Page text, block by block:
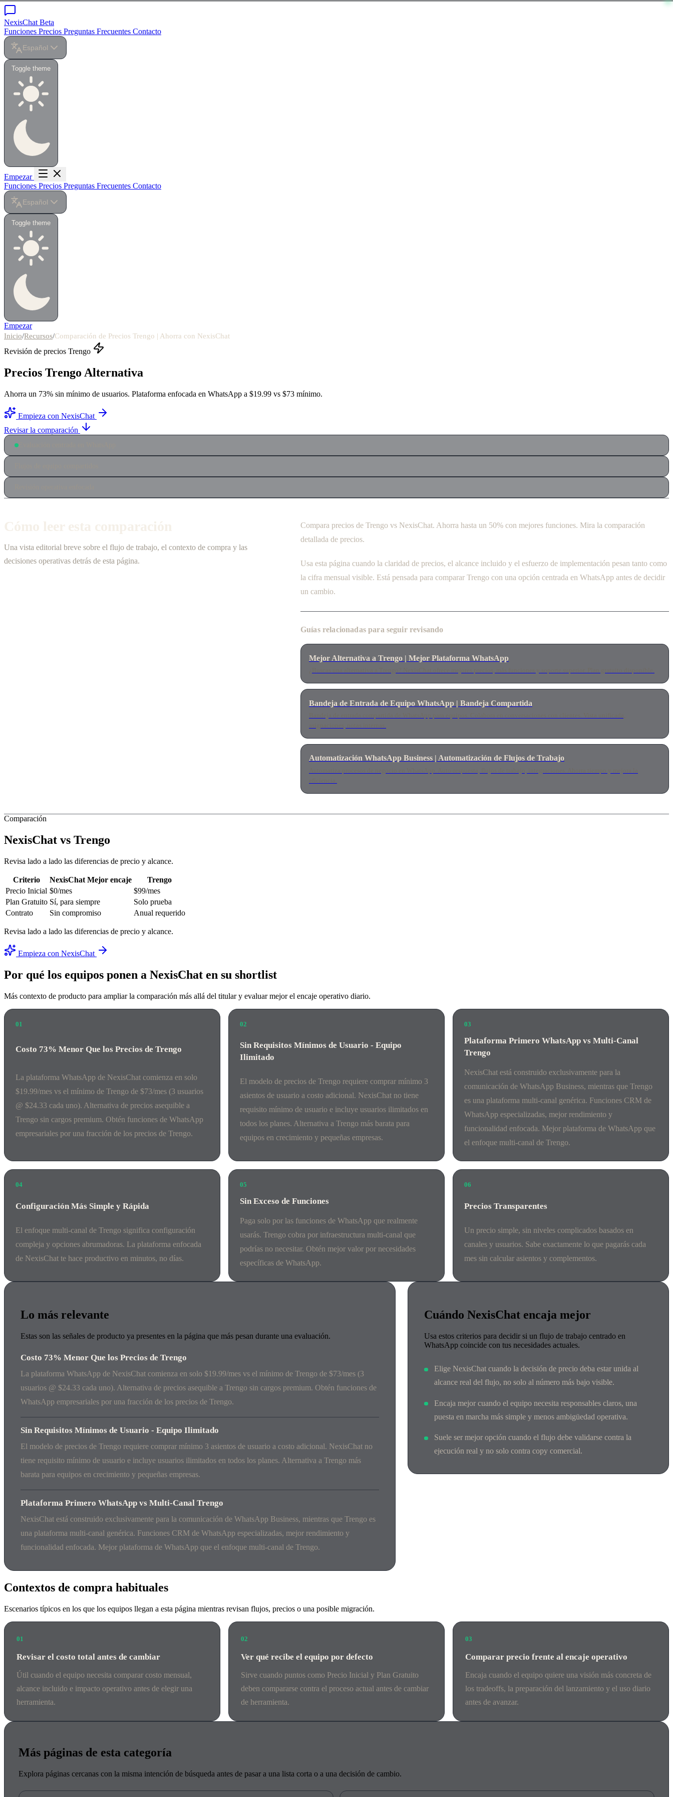
NexisChat Beta
Funciones Precios Preguntas Frecuentes Contacto
Español
Toggle theme
Empezar
Funciones Precios Preguntas Frecuentes Contacto
Español
Toggle theme
Empezar
Inicio/Recursos/Comparación de Precios Trengo | Ahorra con NexisChat
Revisión de precios Trengo
Precios Trengo Alternativa
Ahorra un 73% sin mínimo de usuarios. Plataforma enfocada en WhatsApp a $19.99 vs $73 mínimo.
Empieza con NexisChat
Revisar la comparación
Cómo leer esta comparación
Una vista editorial breve sobre el flujo de trabajo, el contexto de compra y las
decisiones operativas detrás de esta página.
Compara precios de Trengo vs NexisChat. Ahorra hasta un 50% con mejores funciones. Mira la comparación
detallada de precios.
Usa esta página cuando la claridad de precios, el alcance incluido y el esfuerzo de implementación pesan tanto como
la cifra mensual visible. Está pensada para comparar Trengo con una opción centrada en WhatsApp antes de decidir
un cambio.
Guías relacionadas para seguir revisando
Mejor Alternativa a Trengo | Mejor Plataforma WhatsApp
Bandeja de Entrada de Equipo WhatsApp | Bandeja Compartida
Automatización WhatsApp Business | Automatización de Flujos de Trabajo
Comparación
NexisChat vs Trengo
Revisa lado a lado las diferencias de precio y alcance.
Criterio NexisChat Mejor encaje
Trengo
Precio Inicial $0/mes
$99/mes
Plan Gratuito Sí, para siempre
Solo prueba
Contrato
Sin compromiso Anual requerido
Revisa lado a lado las diferencias de precio y alcance.
Empieza con NexisChat
Por qué los equipos ponen a NexisChat en su shortlist
Más contexto de producto para ampliar la comparación más allá del titular y evaluar mejor el encaje operativo diario.
01
Costo 73% Menor Que los Precios de Trengo
La plataforma WhatsApp de NexisChat comienza en solo
$19.99/mes vs el mínimo de Trengo de $73/mes (3 usuarios
@ $24.33 cada uno). Alternativa de precios asequible a
Trengo sin cargos premium. Obtén funciones de WhatsApp
empresariales por una fracción de los precios de Trengo.
02
Sin Requisitos Mínimos de Usuario - Equipo
Ilimitado
El modelo de precios de Trengo requiere comprar mínimo 3
asientos de usuario a costo adicional. NexisChat no tiene
requisito mínimo de usuario e incluye usuarios ilimitados en
todos los planes. Alternativa a Trengo más barata para
equipos en crecimiento y pequeñas empresas.
03
Plataforma Primero WhatsApp vs Multi-Canal
Trengo
NexisChat está construido exclusivamente para la
comunicación de WhatsApp Business, mientras que Trengo
es una plataforma multi-canal genérica. Funciones CRM de
WhatsApp especializadas, mejor rendimiento y
funcionalidad enfocada. Mejor plataforma de WhatsApp que
el enfoque multi-canal de Trengo.
04
Configuración Más Simple y Rápida
El enfoque multi-canal de Trengo significa configuración
compleja y opciones abrumadoras. La plataforma enfocada
de NexisChat te hace productivo en minutos, no días.
05
Sin Exceso de Funciones
Paga solo por las funciones de WhatsApp que realmente
usarás. Trengo cobra por infraestructura multi-canal que
podrías no necesitar. Obtén mejor valor por necesidades
específicas de WhatsApp.
06
Precios Transparentes
Un precio simple, sin niveles complicados basados en
canales y usuarios. Sabe exactamente lo que pagarás cada
mes sin calcular asientos y complementos.
Lo más relevante
Estas son las señales de producto ya presentes en la página que más pesan durante una evaluación.
Costo 73% Menor Que los Precios de Trengo
La plataforma WhatsApp de NexisChat comienza en solo $19.99/mes vs el mínimo de Trengo de $73/mes (3
usuarios @ $24.33 cada uno). Alternativa de precios asequible a Trengo sin cargos premium. Obtén funciones de
WhatsApp empresariales por una fracción de los precios de Trengo.
Sin Requisitos Mínimos de Usuario - Equipo Ilimitado
El modelo de precios de Trengo requiere comprar mínimo 3 asientos de usuario a costo adicional. NexisChat no
tiene requisito mínimo de usuario e incluye usuarios ilimitados en todos los planes. Alternativa a Trengo más
barata para equipos en crecimiento y pequeñas empresas.
Plataforma Primero WhatsApp vs Multi-Canal Trengo
NexisChat está construido exclusivamente para la comunicación de WhatsApp Business, mientras que Trengo es
una plataforma multi-canal genérica. Funciones CRM de WhatsApp especializadas, mejor rendimiento y
funcionalidad enfocada. Mejor plataforma de WhatsApp que el enfoque multi-canal de Trengo.
Cuándo NexisChat encaja mejor
Usa estos criterios para decidir si un flujo de trabajo centrado en
WhatsApp coincide con tus necesidades actuales.
Elige NexisChat cuando la decisión de precio deba estar unida al
alcance real del flujo, no solo al número más bajo visible.
Encaja mejor cuando el equipo necesita responsables claros, una
puesta en marcha más simple y menos ambigüedad operativa.
Suele ser mejor opción cuando el flujo debe validarse contra la
ejecución real y no solo contra copy comercial.
Contextos de compra habituales
Escenarios típicos en los que los equipos llegan a esta página mientras revisan flujos, precios o una posible migración.
01
Revisar el costo total antes de cambiar
Útil cuando el equipo necesita comparar costo mensual,
alcance incluido e impacto operativo antes de elegir una
herramienta.
02
Ver qué recibe el equipo por defecto
Sirve cuando puntos como Precio Inicial y Plan Gratuito
deben compararse contra el proceso actual antes de cambiar
de herramienta.
03
Comparar precio frente al encaje operativo
Encaja cuando el equipo quiere una visión más concreta de
los tradeoffs, la preparación del lanzamiento y el uso diario
antes de avanzar.
Más páginas de esta categoría
Explora páginas cercanas con la misma intención de búsqueda antes de pasar a una lista corta o a una decisión de cambio.